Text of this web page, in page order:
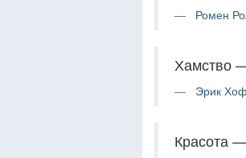
Ромен
Хамство
Эрик
Красота